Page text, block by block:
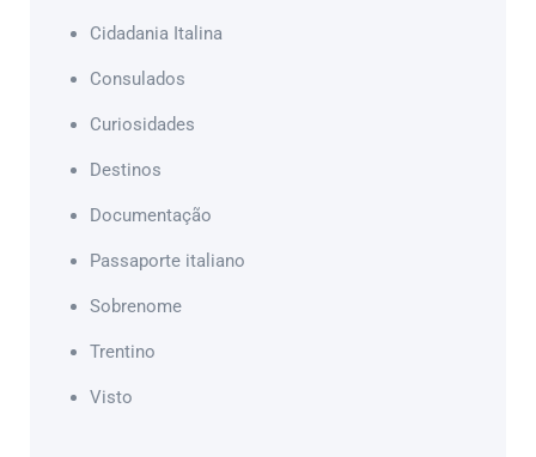
Cidadania Italina
Consulados
Curiosidades
Destinos
Documentação
Passaporte italiano
Sobrenome
Trentino
Visto